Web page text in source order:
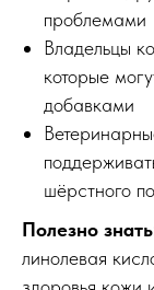
проблемами
Владельцы
которые
добавками
шёрстного
Полезно
линолевая